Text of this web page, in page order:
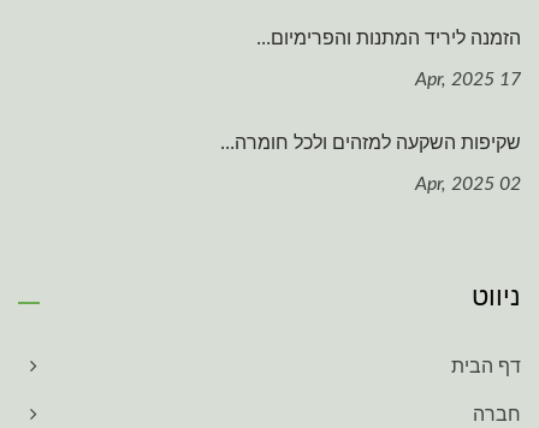
הזמנה ליריד המתנות והפרימיום...
17 Apr, 2025
שקיפות השקעה למזהים ולכל חומרה...
02 Apr, 2025
ניווט
דף הבית
חברה